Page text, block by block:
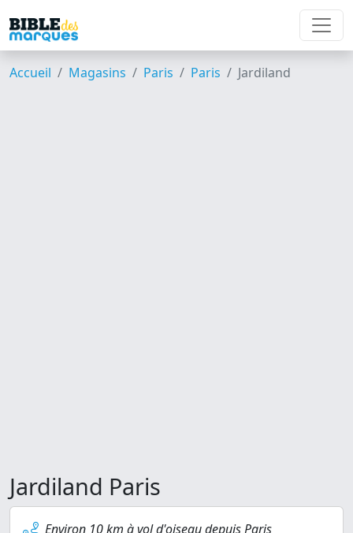
Accueil Magasins Paris Paris Jardiland
Jardiland Paris
Environ 10 km à vol d'oiseau depuis Paris